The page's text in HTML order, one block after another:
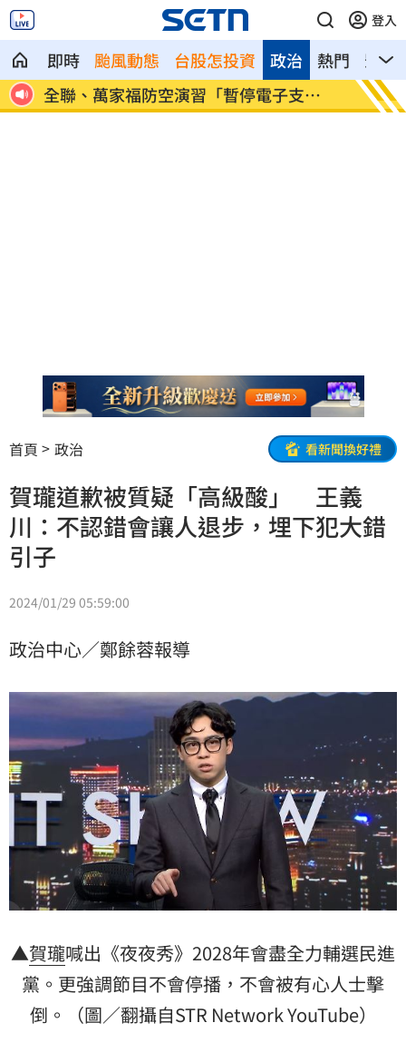
登入
即時 颱風動態 台股怎投資 熱門 影音
政治
全聯、萬家福防空演習「暫停電子支
付」！
起司
首頁 政治 看新聞換好禮
賀瓏道歉被質疑「高級酸」 王義
川：不認錯會讓人退步，埋下犯大錯
引子
2024/01/29 05:59:00
政治中心／鄭餘蓉報導
▲賀瓏喊出《夜夜秀》2028年會盡全力輔選民進
黨 。更強調節目不會停播，不會被有心人士擊
倒。（圖／翻攝自STR Network YouTube）